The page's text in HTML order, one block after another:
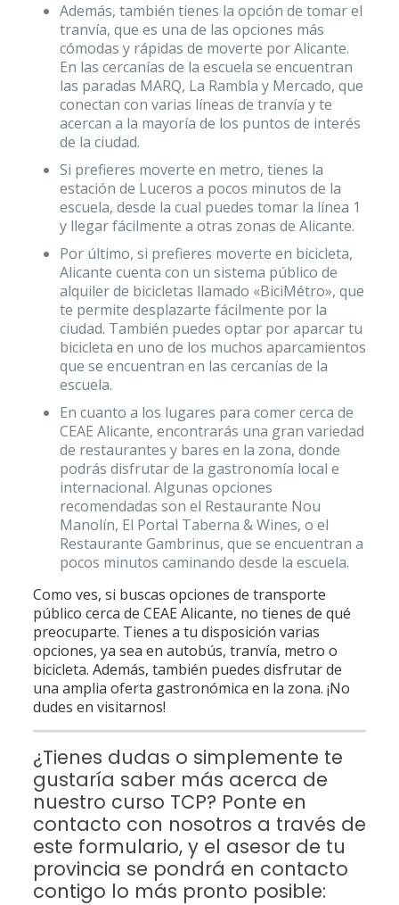
Además, también tienes la opción de tomar el
tranvía, que es una de las opciones más
cómodas y rápidas de moverte por Alicante.
En las cercanías de la escuela se encuentran
las paradas MARQ, La Rambla y Mercado, que
conectan con varias líneas de tranvía y te
acercan a la mayoría de los puntos de interés
de la ciudad.
Si prefieres moverte en metro, tienes la
estación de Luceros a pocos minutos de la
escuela, desde la cual puedes tomar la línea 1
y llegar fácilmente a otras zonas de Alicante.
Por último, si prefieres moverte en bicicleta,
Alicante cuenta con un sistema público de
alquiler de bicicletas llamado «BiciMétro», que
te permite desplazarte fácilmente por la
ciudad. También puedes optar por aparcar tu
bicicleta en uno de los muchos aparcamientos
que se encuentran en las cercanías de la
escuela.
En cuanto a los lugares para comer cerca de
CEAE Alicante, encontrarás una gran variedad
de restaurantes y bares en la zona, donde
podrás disfrutar de la gastronomía local e
internacional. Algunas opciones
recomendadas son el Restaurante Nou
Manolín, El Portal Taberna & Wines, o el
Restaurante Gambrinus, que se encuentran a
pocos minutos caminando desde la escuela.
Como ves, si buscas opciones de transporte
público cerca de CEAE Alicante, no tienes de qué
preocuparte. Tienes a tu disposición varias
opciones, ya sea en autobús, tranvía, metro o
bicicleta. Además, también puedes disfrutar de
una amplia oferta gastronómica en la zona. ¡No
dudes en visitarnos!
¿Tienes dudas o simplemente te
gustaría saber más acerca de
nuestro curso TCP? Ponte en
contacto con nosotros a través de
este formulario, y el asesor de tu
provincia se pondrá en contacto
contigo lo más pronto posible: